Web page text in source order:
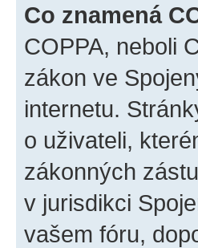
Co znamená
COPPA, neboli
zákon ve
internetu.
o uživateli,
zákonných
v jurisdikci
vašem fóru,